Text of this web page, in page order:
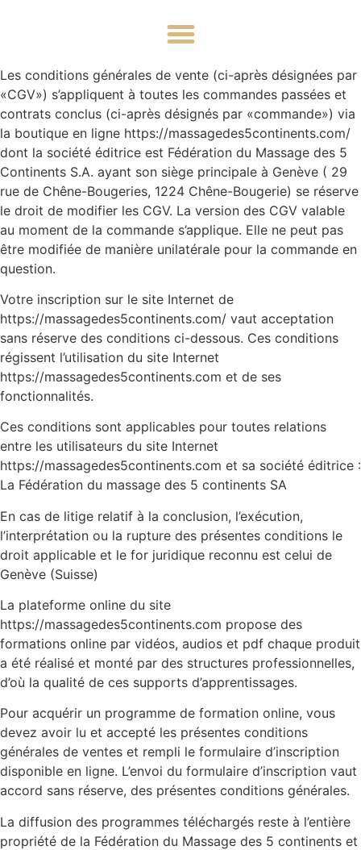
Les conditions générales de vente (ci-après désignées par
«CGV») s’appliquent à toutes les commandes passées et
contrats conclus (ci-après désignés par «commande») via
la boutique en ligne https://massagedes5continents.com/
dont la société éditrice est Fédération du Massage des 5
Continents S.A. ayant son siège principale à Genève ( 29
rue de Chêne-Bougeries, 1224 Chêne-Bougerie) se réserve
le droit de modifier les CGV. La version des CGV valable
au moment de la commande s’applique. Elle ne peut pas
être modifiée de manière unilatérale pour la commande en
question.
Votre inscription sur le site Internet de
https://massagedes5continents.com/ vaut acceptation
sans réserve des conditions ci-dessous. Ces conditions
régissent l’utilisation du site Internet
https://massagedes5continents.com et de ses
fonctionnalités.
Ces conditions sont applicables pour toutes relations
entre les utilisateurs du site Internet
https://massagedes5continents.com et sa société éditrice :
La Fédération du massage des 5 continents SA
En cas de litige relatif à la conclusion, l’exécution,
l’interprétation ou la rupture des présentes conditions le
droit applicable et le for juridique reconnu est celui de
Genève (Suisse)
La plateforme online du site
https://massagedes5continents.com propose des
formations online par vidéos, audios et pdf chaque produit
a été réalisé et monté par des structures professionnelles,
d’où la qualité de ces supports d’apprentissages.
Pour acquérir un programme de formation online, vous
devez avoir lu et accepté les présentes conditions
générales de ventes et rempli le formulaire d’inscription
disponible en ligne. L’envoi du formulaire d’inscription vaut
accord sans réserve, des présentes conditions générales.
La diffusion des programmes téléchargés reste à l’entière
propriété de la Fédération du Massage des 5 continents et